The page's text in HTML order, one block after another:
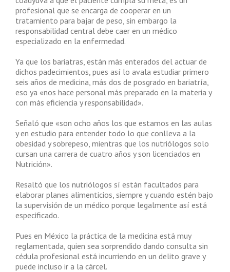
profesional que se encarga de cooperar en un
tratamiento para bajar de peso, sin embargo la
responsabilidad central debe caer en un médico
especializado en la enfermedad.
Ya que los bariatras, están más enterados del actuar de
dichos padecimientos, pues así lo avala estudiar primero
seis años de medicina, más dos de posgrado en bariatría,
eso ya «nos hace personal más preparado en la materia y
con más eficiencia y responsabilidad».
Señaló que «son ocho años los que estamos en las aulas
y en estudio para entender todo lo que conlleva a la
obesidad y sobrepeso, mientras que los nutriólogos solo
cursan una carrera de cuatro años y son licenciados en
Nutrición».
Resaltó que los nutriólogos sí están facultados para
elaborar planes alimenticios, siempre y cuando estén bajo
la supervisión de un médico porque legalmente así está
especificado.
Pues en México la práctica de la medicina está muy
reglamentada, quien sea sorprendido dando consulta sin
cédula profesional está incurriendo en un delito grave y
puede incluso ir a la cárcel.